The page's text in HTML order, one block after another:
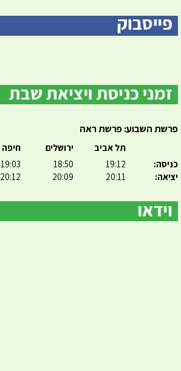
פרשת השבוע: פרשת ראה
כניסה:
יציאה:
תל אביב
19:12
20:11
ירושלים
18:50
20:09
חיפה
19:03
20:12